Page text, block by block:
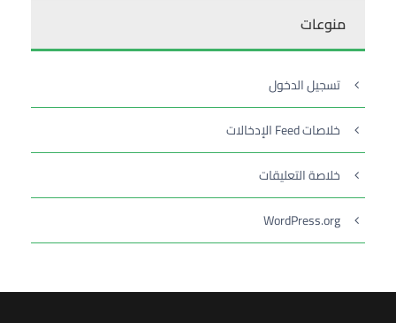
منوعات
تسجيل الدخول
خلاصات Feed الإدخالات
خلاصة التعليقات
WordPress.org